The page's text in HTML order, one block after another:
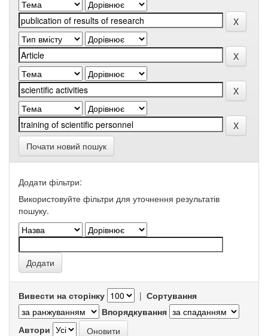
Почати новий пошук
Додати фільтри:
Використовуйте фільтри для уточнення результатів
пошуку.
Вивести на сторінку | Сортування
Впорядкування
Автори